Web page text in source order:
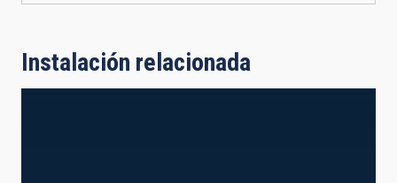
Instalación relacionada